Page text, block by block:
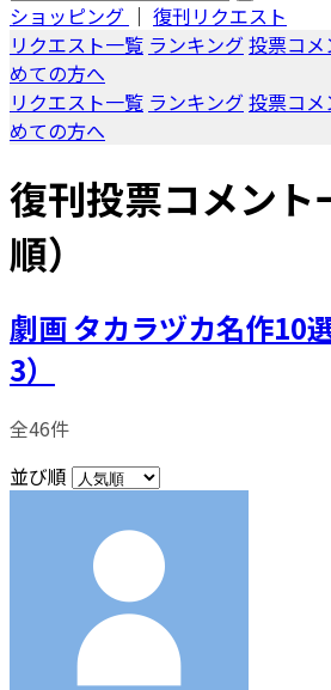
ショッピング ｜ 復刊リクエスト
リクエスト一覧 ランキング投票コメ
めての方へ
リクエスト一覧 ランキング投票コメ
めての方へ
復刊投票コメント
順）
劇画 タカラヅカ名作10
3）
全46件
並び順